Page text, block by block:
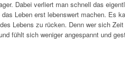
CAMPING ORTE
CAMPTIPPS
WANDERAUSRÜSTU
NG
MOUNTAINBIKE WOHNEN
GARTEN &
Dabei verliert man schnell das
Leben erst lebenswert machen. Es
Lebens zu rücken. Denn wer sich
fühlt sich weniger angespannt und